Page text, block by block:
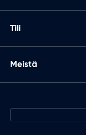
Tili
Meistä